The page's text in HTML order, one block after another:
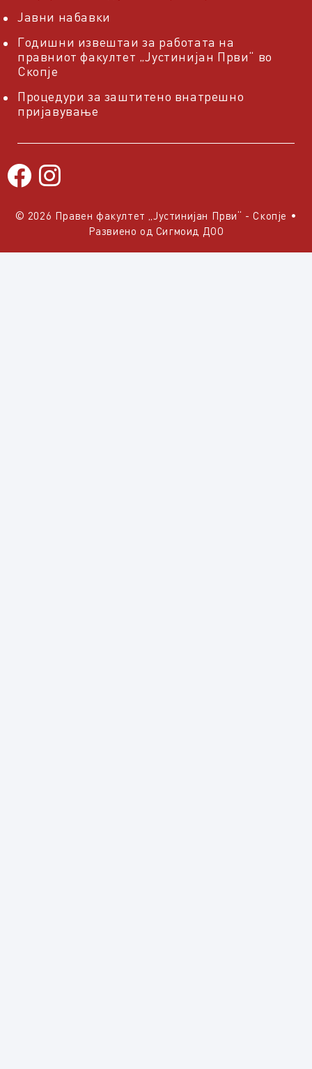
Јавни набавки
Годишни извештаи за работата на
правниот факултет „Јустинијан Први“ во
Скопје
Процедури за заштитено внатрешно
пријавување
© 2026 Правен факултет „Јустинијан Први“ - Скопје •
Развиено од Сигмоид ДОО